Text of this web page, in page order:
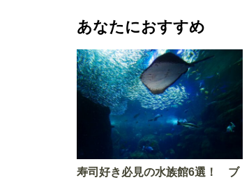
あなたにおすすめ
寿司好き必見の水族館6選！ ブ